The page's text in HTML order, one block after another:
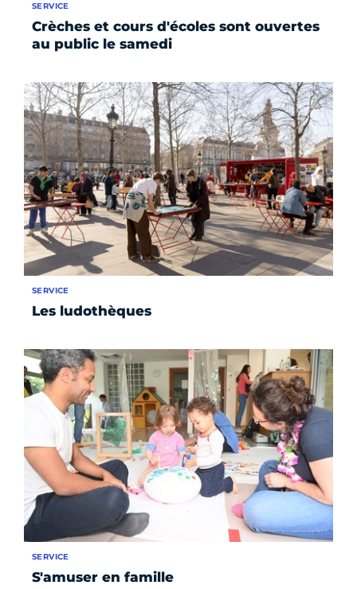
Crèches et cours d'écoles sont ouvertes
au public le samedi
SERVICE
Les ludothèques
SERVICE
S'amuser en famille
SERVICE